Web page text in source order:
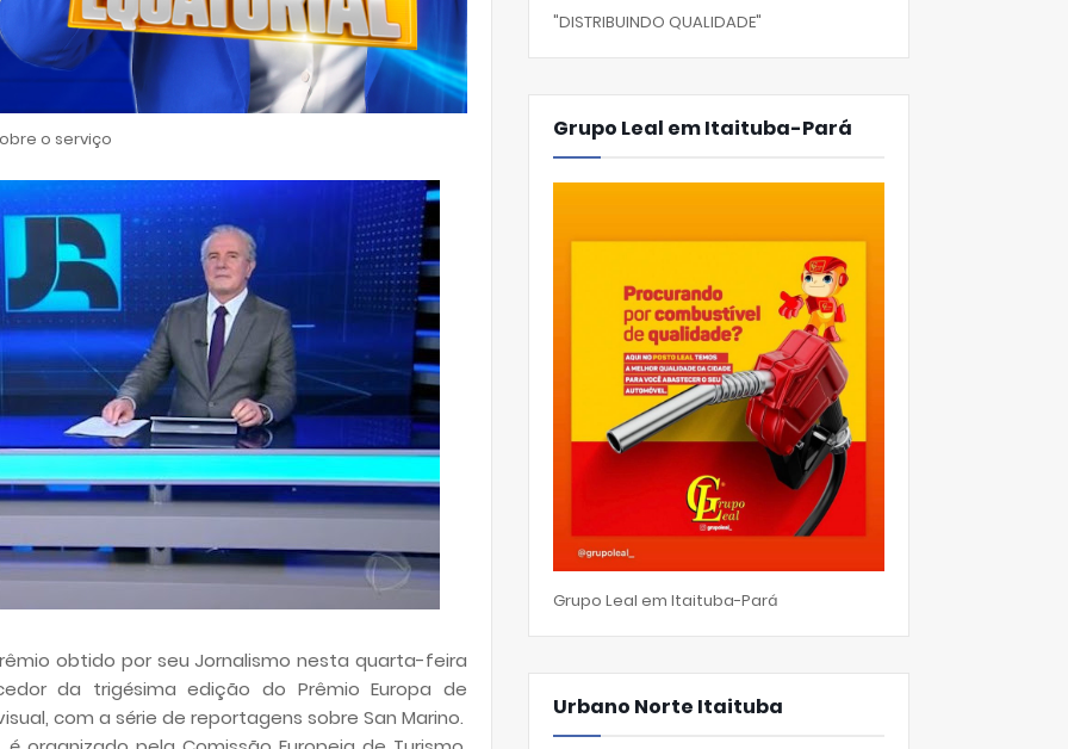
o serviço
obtido por seu Jornalismo nesta quarta-feira
da trigésima edição do Prêmio Europa de
com a série de reportagens sobre San Marino.
"DISTRIBUINDO QUALIDADE"
Grupo Leal em Itaituba-Pará
Grupo Leal em Itaituba-Pará
Urbano Norte Itaituba